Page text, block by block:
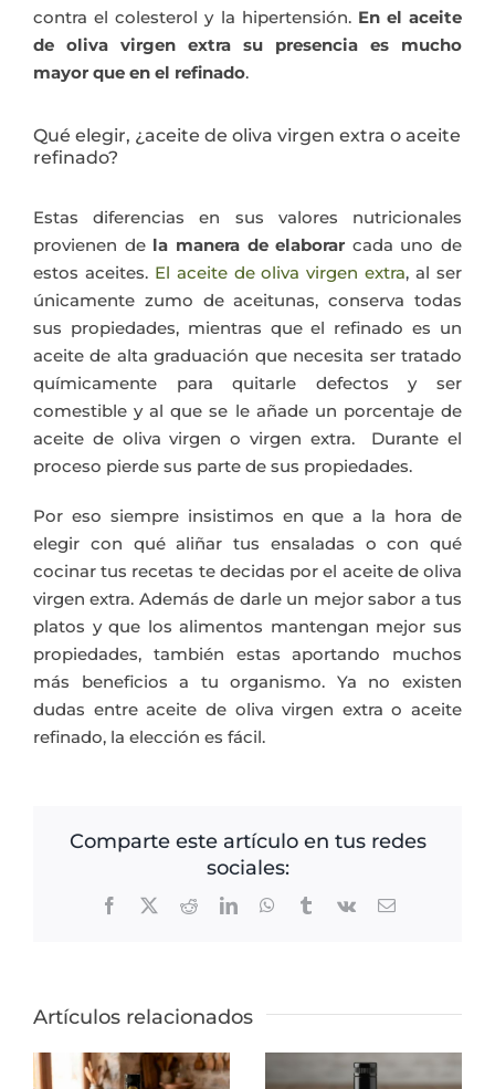
contra el colesterol y la hipertensión. En el aceite
de oliva virgen extra su presencia es mucho
mayor que en el refinado.
Qué elegir, ¿aceite de oliva virgen extra o aceite
refinado?
Estas diferencias en sus valores nutricionales
provienen de la manera de elaborar cada uno de
estos aceites. El aceite de oliva virgen extra, al ser
únicamente zumo de aceitunas, conserva todas
sus propiedades, mientras que el refinado es un
aceite de alta graduación que necesita ser tratado
químicamente para quitarle defectos y ser
comestible y al que se le añade un porcentaje de
aceite de oliva virgen o virgen extra. Durante el
proceso pierde sus parte de sus propiedades.
Por eso siempre insistimos en que a la hora de
elegir con qué aliñar tus ensaladas o con qué
cocinar tus recetas te decidas por el aceite de oliva
virgen extra. Además de darle un mejor sabor a tus
platos y que los alimentos mantengan mejor sus
propiedades, también estas aportando muchos
más beneficios a tu organismo. Ya no existen
dudas entre aceite de oliva virgen extra o aceite
refinado, la elección es fácil.
Comparte este artículo en tus redes
sociales:
Facebook
X RedditLinkedInWhatsApp
TumblrVk
Correo
Artículos relacionados